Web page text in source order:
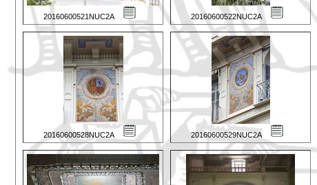
20160600521NUC2A 20160600522NUC2A
20160600528NUC2A 20160600529NUC2A